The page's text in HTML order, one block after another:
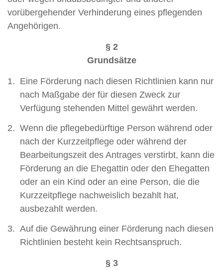
vorübergehender Verhinderung eines pflegenden
Angehörigen.
§ 2
Grundsätze
Eine Förderung nach diesen Richtlinien kann nur
nach Maßgabe der für diesen Zweck zur
Verfügung stehenden Mittel gewährt werden.
Wenn die pflegebedürftige Person während oder
nach der Kurzzeitpflege oder während der
Bearbeitungszeit des Antrages verstirbt, kann die
Förderung an die Ehegattin oder den Ehegatten
oder an ein Kind oder an eine Person, die die
Kurzzeitpflege nachweislich bezahlt hat,
ausbezahlt werden.
Auf die Gewährung einer Förderung nach diesen
Richtlinien besteht kein Rechtsanspruch.
§ 3